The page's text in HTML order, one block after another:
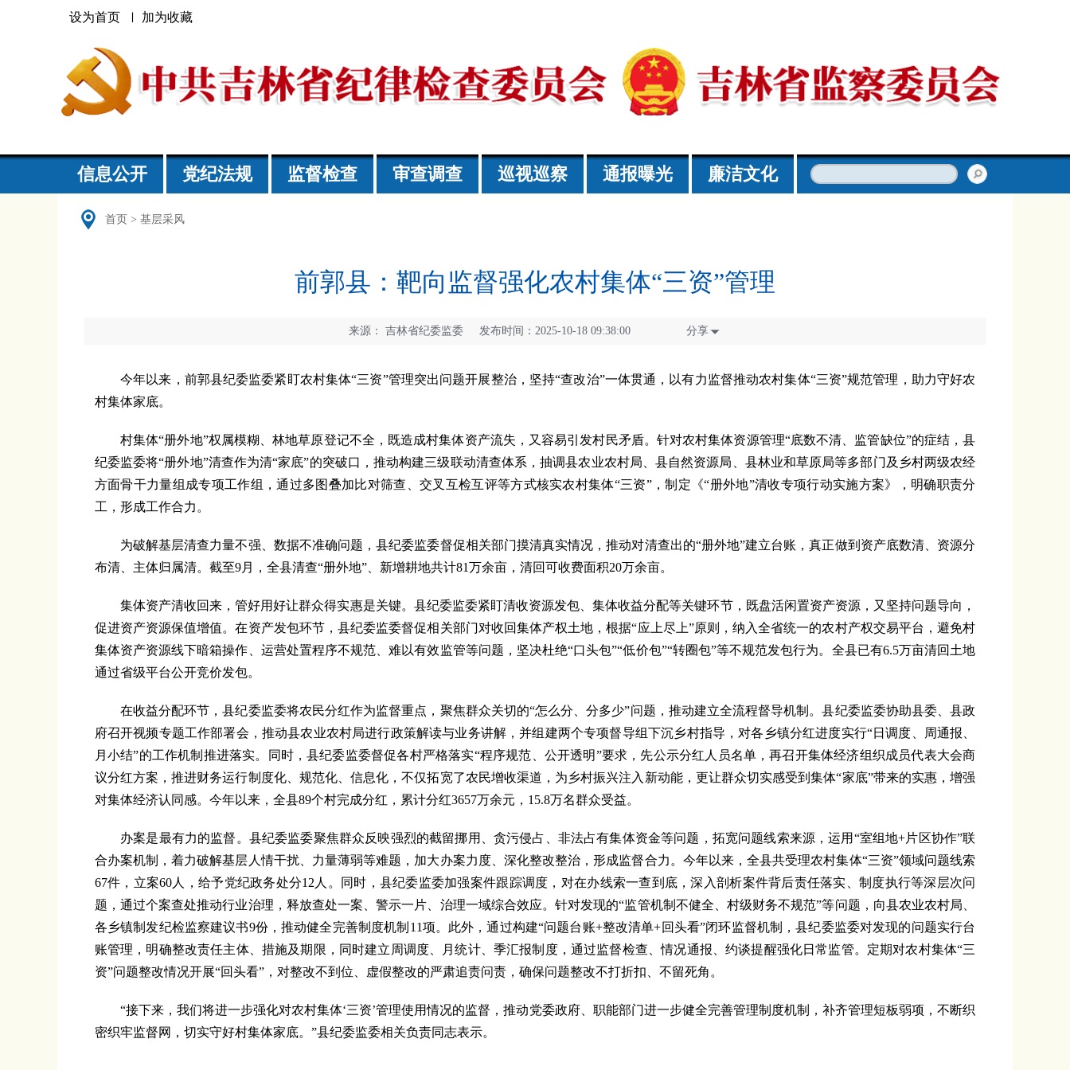
设为首页 加为收藏
信息公开 党纪法规 监督检查 审查调查 巡视巡察 通报曝光 廉洁文化
首页 >基层采风
前郭县：靶向监督强化农村集体“三资”管理
来源： 吉林省纪委监委 发布时间：2025-10-18 09:38:00 分享
今年以来，前郭县纪委监委紧盯农村集体“三资”管理突出问题开展整治，坚持“查改治”一体贯通，以有力监督推动农村集体“三资”规范管理，助力守好农
村集体家底。
村集体“册外地”权属模糊、林地草原登记不全，既造成村集体资产流失，又容易引发村民矛盾。针对农村集体资源管理“底数不清、监管缺位”的症结，县
纪委监委将“册外地”清查作为清“家底”的突破口，推动构建三级联动清查体系，抽调县农业农村局、县自然资源局、县林业和草原局等多部门及乡村两级农经
方面骨干力量组成专项工作组，通过多图叠加比对筛查、交叉互检互评等方式核实农村集体“三资”，制定《“册外地”清收专项行动实施方案》，明确职责分
工，形成工作合力。
为破解基层清查力量不强、数据不准确问题，县纪委监委督促相关部门摸清真实情况，推动对清查出的“册外地”建立台账，真正做到资产底数清、资源分
布清、主体归属清。截至9月，全县清查“册外地”、新增耕地共计81万余亩，清回可收费面积20万余亩。
集体资产清收回来，管好用好让群众得实惠是关键。县纪委监委紧盯清收资源发包、集体收益分配等关键环节，既盘活闲置资产资源，又坚持问题导向，
促进资产资源保值增值。在资产发包环节，县纪委监委督促相关部门对收回集体产权土地，根据“应上尽上”原则，纳入全省统一的农村产权交易平台，避免村
集体资产资源线下暗箱操作、运营处置程序不规范、难以有效监管等问题，坚决杜绝“口头包”“低价包”“转圈包”等不规范发包行为。全县已有6.5万亩清回土地
通过省级平台公开竞价发包。
在收益分配环节，县纪委监委将农民分红作为监督重点，聚焦群众关切的“怎么分、分多少”问题，推动建立全流程督导机制。县纪委监委协助县委、县政
府召开视频专题工作部署会，推动县农业农村局进行政策解读与业务讲解，并组建两个专项督导组下沉乡村指导，对各乡镇分红进度实行“日调度、周通报、
月小结”的工作机制推进落实。同时，县纪委监委督促各村严格落实“程序规范、公开透明”要求，先公示分红人员名单，再召开集体经济组织成员代表大会商
议分红方案，推进财务运行制度化、规范化、信息化，不仅拓宽了农民增收渠道，为乡村振兴注入新动能，更让群众切实感受到集体“家底”带来的实惠，增强
对集体经济认同感。今年以来，全县89个村完成分红，累计分红3657万余元，15.8万名群众受益。
办案是最有力的监督。县纪委监委聚焦群众反映强烈的截留挪用、贪污侵占、非法占有集体资金等问题，拓宽问题线索来源，运用“室组地+片区协作”联
合办案机制，着力破解基层人情干扰、力量薄弱等难题，加大办案力度、深化整改整治，形成监督合力。今年以来，全县共受理农村集体“三资”领域问题线索
67件，立案60人，给予党纪政务处分12人。同时，县纪委监委加强案件跟踪调度，对在办线索一查到底，深入剖析案件背后责任落实、制度执行等深层次问
题，通过个案查处推动行业治理，释放查处一案、警示一片、治理一域综合效应。针对发现的“监管机制不健全、村级财务不规范”等问题，向县农业农村局、
各乡镇制发纪检监察建议书9份，推动健全完善制度机制11项。此外，通过构建“问题台账+整改清单+回头看”闭环监督机制，县纪委监委对发现的问题实行台
账管理，明确整改责任主体、措施及期限，同时建立周调度、月统计、季汇报制度，通过监督检查、情况通报、约谈提醒强化日常监管。定期对农村集体“三
资”问题整改情况开展“回头看”，对整改不到位、虚假整改的严肃追责问责，确保问题整改不打折扣、不留死角。
“接下来，我们将进一步强化对农村集体‘三资’管理使用情况的监督，推动党委政府、职能部门进一步健全完善管理制度机制，补齐管理短板弱项，不断织
密织牢监督网，切实守好村集体家底。”县纪委监委相关负责同志表示。